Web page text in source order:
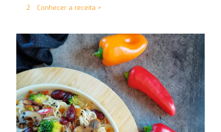
2 Conhecer a receita >